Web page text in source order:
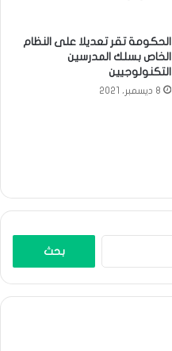
الحكومة تقر تعديلا على النظام
الخاص بسلك المدرسين
التكنولوجيين
8 ديسمبر، 2021